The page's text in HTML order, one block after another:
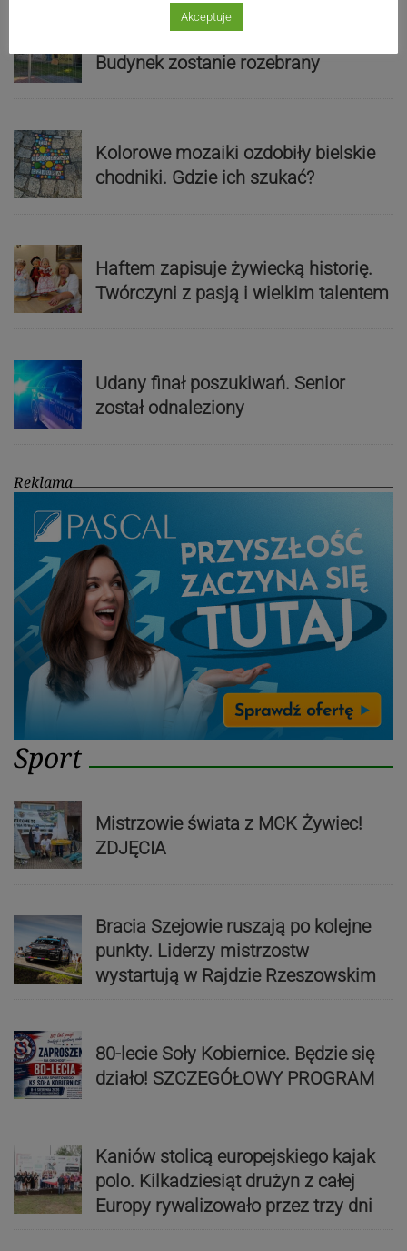
Koniec skoczowskiej „Syberii”.
Budynek zostanie rozebrany
Kolorowe mozaiki ozdobiły bielskie
chodniki. Gdzie ich szukać?
Haftem zapisuje żywiecką historię.
Twórczyni z pasją i wielkim talentem
Udany finał poszukiwań. Senior
został odnaleziony
Reklama
Sport
Mistrzowie świata z MCK Żywiec!
ZDJĘCIA
Bracia Szejowie ruszają po kolejne
punkty. Liderzy mistrzostw
wystartują w Rajdzie Rzeszowskim
80-lecie Soły Kobiernice. Będzie się
działo! SZCZEGÓŁOWY PROGRAM
Kaniów stolicą europejskiego kajak
polo. Kilkadziesiąt drużyn z całej
Europy rywalizowało przez trzy dni
Akceptuje